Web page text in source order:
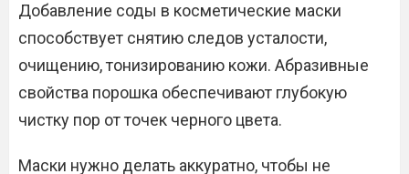
Добавление соды в косметические маски
способствует снятию следов усталости,
очищению, тонизированию кожи. Абразивные
свойства порошка обеспечивают глубокую
чистку пор от точек черного цвета.
Маски нужно делать аккуратно, чтобы не